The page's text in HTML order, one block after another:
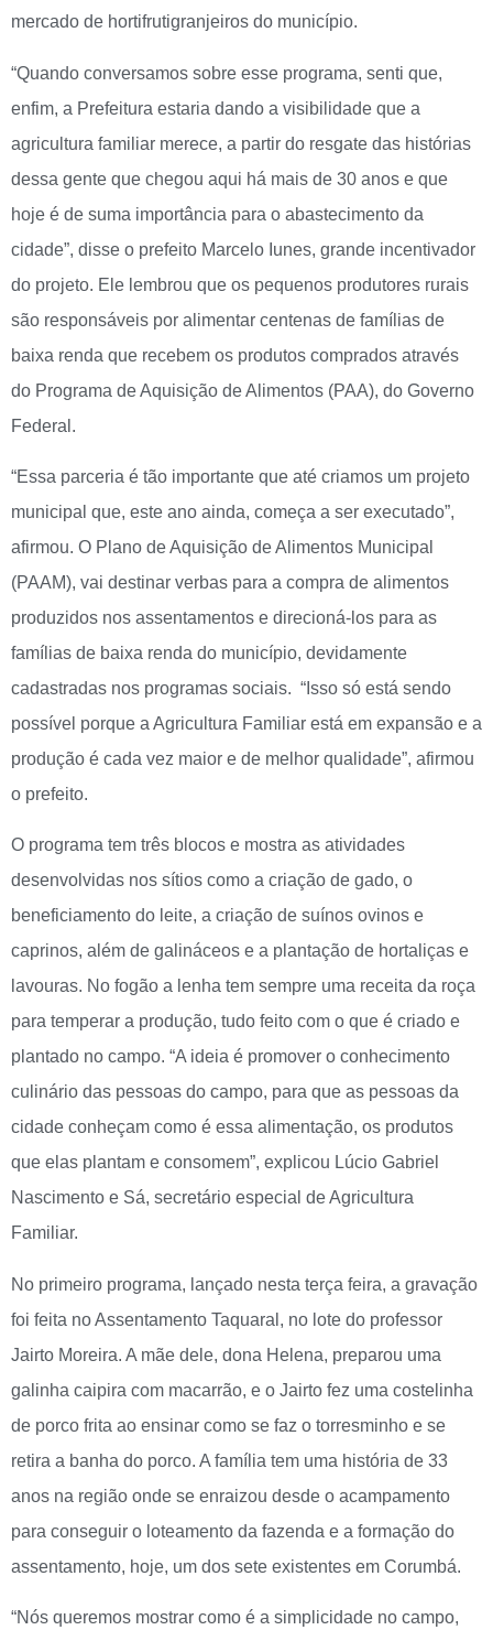
mercado de hortifrutigranjeiros do município.
“Quando conversamos sobre esse programa, senti que,
enfim, a Prefeitura estaria dando a visibilidade que a
agricultura familiar merece, a partir do resgate das histórias
dessa gente que chegou aqui há mais de 30 anos e que
hoje é de suma importância para o abastecimento da
cidade”, disse o prefeito Marcelo Iunes, grande incentivador
do projeto. Ele lembrou que os pequenos produtores rurais
são responsáveis por alimentar centenas de famílias de
baixa renda que recebem os produtos comprados através
do Programa de Aquisição de Alimentos (PAA), do Governo
Federal.
“Essa parceria é tão importante que até criamos um projeto
municipal que, este ano ainda, começa a ser executado”,
afirmou. O Plano de Aquisição de Alimentos Municipal
(PAAM), vai destinar verbas para a compra de alimentos
produzidos nos assentamentos e direcioná-los para as
famílias de baixa renda do município, devidamente
cadastradas nos programas sociais. “Isso só está sendo
possível porque a Agricultura Familiar está em expansão e a
produção é cada vez maior e de melhor qualidade”, afirmou
o prefeito.
O programa tem três blocos e mostra as atividades
desenvolvidas nos sítios como a criação de gado, o
beneficiamento do leite, a criação de suínos ovinos e
caprinos, além de galináceos e a plantação de hortaliças e
lavouras. No fogão a lenha tem sempre uma receita da roça
para temperar a produção, tudo feito com o que é criado e
plantado no campo. “A ideia é promover o conhecimento
culinário das pessoas do campo, para que as pessoas da
cidade conheçam como é essa alimentação, os produtos
que elas plantam e consomem”, explicou Lúcio Gabriel
Nascimento e Sá, secretário especial de Agricultura
Familiar.
No primeiro programa, lançado nesta terça feira, a gravação
foi feita no Assentamento Taquaral, no lote do professor
Jairto Moreira. A mãe dele, dona Helena, preparou uma
galinha caipira com macarrão, e o Jairto fez uma costelinha
de porco frita ao ensinar como se faz o torresminho e se
retira a banha do porco. A família tem uma história de 33
anos na região onde se enraizou desde o acampamento
para conseguir o loteamento da fazenda e a formação do
assentamento, hoje, um dos sete existentes em Corumbá.
“Nós queremos mostrar como é a simplicidade no campo,